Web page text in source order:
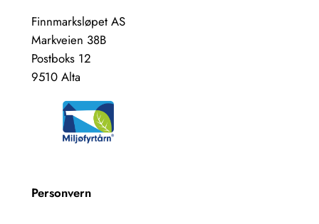
Finnmarksløpet AS
Markveien 38B
Postboks 12
9510 Alta
Personvern